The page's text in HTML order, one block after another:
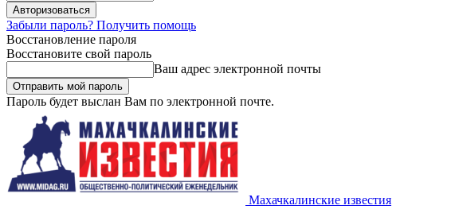
Забыли пароль? Получить помощь
Восстановление пароля
Восстановите свой пароль
Ваш адрес электронной почты
Пароль будет выслан Вам по электронной почте.
Махачкалинские известия